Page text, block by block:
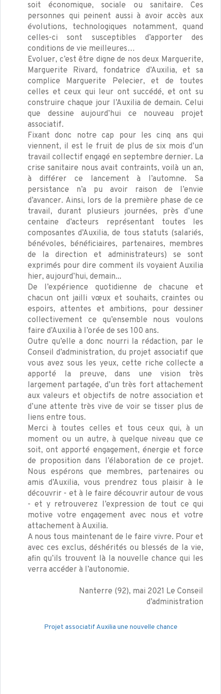
soit économique, sociale ou sanitaire. Ces
personnes qui peinent aussi à avoir accès aux
évolutions, technologiques notamment, quand
celles-ci sont susceptibles d’apporter des
conditions de vie meilleures…
Evoluer, c’est être digne de nos deux Marguerite,
Marguerite Rivard, fondatrice d’Auxilia, et sa
complice Marguerite Pelecier, et de toutes
celles et ceux qui leur ont succédé, et ont su
construire chaque jour l’Auxilia de demain. Celui
que dessine aujourd’hui ce nouveau projet
associatif.
Fixant donc notre cap pour les cinq ans qui
viennent, il est le fruit de plus de six mois d’un
travail collectif engagé en septembre dernier. La
crise sanitaire nous avait contraints, voilà un an,
à différer ce lancement à l’automne. Sa
persistance n’a pu avoir raison de l’envie
d’avancer. Ainsi, lors de la première phase de ce
travail, durant plusieurs journées, près d’une
centaine d’acteurs représentant toutes les
composantes d’Auxilia, de tous statuts (salariés,
bénévoles, bénéficiaires, partenaires, membres
de la direction et administrateurs) se sont
exprimés pour dire comment ils voyaient Auxilia
hier, aujourd’hui, demain...
De l’expérience quotidienne de chacune et
chacun ont jailli vœux et souhaits, craintes ou
espoirs, attentes et ambitions, pour dessiner
collectivement ce qu’ensemble nous voulons
faire d’Auxilia à l’orée de ses 100 ans.
Outre qu’elle a donc nourri la rédaction, par le
Conseil d’administration, du projet associatif que
vous avez sous les yeux, cette riche collecte a
apporté la preuve, dans une vision très
largement partagée, d’un très fort attachement
aux valeurs et objectifs de notre association et
d’une attente très vive de voir se tisser plus de
liens entre tous.
Merci à toutes celles et tous ceux qui, à un
moment ou un autre, à quelque niveau que ce
soit, ont apporté engagement, énergie et force
de proposition dans l’élaboration de ce projet.
Nous espérons que membres, partenaires ou
amis d’Auxilia, vous prendrez tous plaisir à le
découvrir - et à le faire découvrir autour de vous
- et y retrouverez l’expression de tout ce qui
motive votre engagement avec nous et votre
attachement à Auxilia.
A nous tous maintenant de le faire vivre. Pour et
avec ces exclus, déshérités ou blessés de la vie,
afin qu’ils trouvent là la nouvelle chance qui les
verra accéder à l’autonomie.
Nanterre (92), mai 2021 Le Conseil
d’administration
Projet associatif Auxilia une nouvelle chance